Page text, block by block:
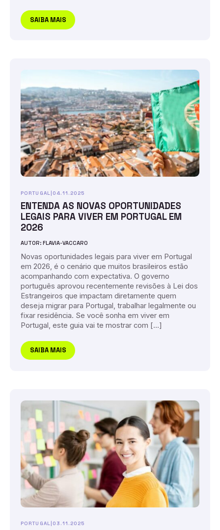
SAIBA MAIS
PORTUGAL | 04.11.2025
ENTENDA AS NOVAS OPORTUNIDADES
LEGAIS PARA VIVER EM PORTUGAL EM
2026
AUTOR: FLAVIA-VACCARO
Novas oportunidades legais para viver em Portugal
em 2026, é o cenário que muitos brasileiros estão
acompanhando com expectativa. O governo
português aprovou recentemente revisões à Lei dos
Estrangeiros que impactam diretamente quem
deseja migrar para Portugal, trabalhar legalmente ou
fixar residência. Se você sonha em viver em
Portugal, este guia vai te mostrar com […]
SAIBA MAIS
PORTUGAL 03.11.2025